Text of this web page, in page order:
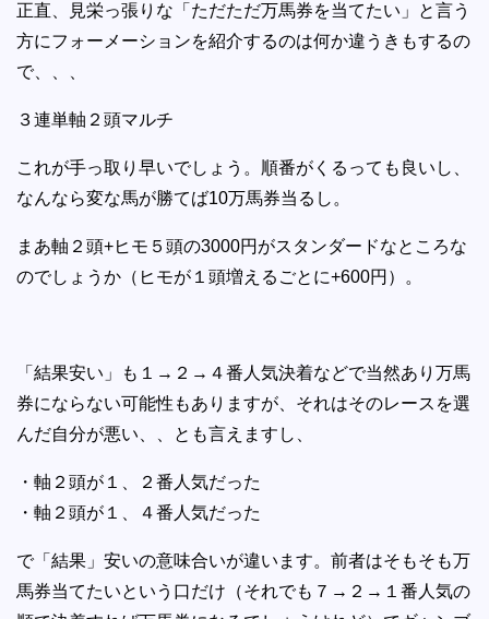
正直、見栄っ張りな「ただただ万馬券を当てたい」と言う
方にフォーメーションを紹介するのは何か違うきもするの
で、、、
３連単軸２頭マルチ
これが手っ取り早いでしょう。順番がくるっても良いし、
なんなら変な馬が勝てば10万馬券当るし。
まあ軸２頭+ヒモ５頭の3000円がスタンダードなところな
のでしょうか（ヒモが１頭増えるごとに+600円）。
「結果安い」も１→２→４番人気決着などで当然あり万馬
券にならない可能性もありますが、それはそのレースを選
んだ自分が悪い、、とも言えますし、
・軸２頭が１、２番人気だった
・軸２頭が１、４番人気だった
で「結果」安いの意味合いが違います。前者はそもそも万
馬券当てたいという口だけ（それでも７→２→１番人気の